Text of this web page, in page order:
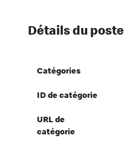
Détails du poste
Catégories
ID de catégorie
URL de
catégorie